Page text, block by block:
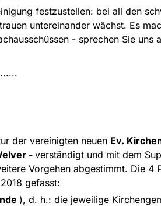
festzustellen: bei all den
untereinander wächst. Es
- sprechen Sie uns
der vereinigten neuen Ev.
- verständigt und mit dem
Vorgehen abgestimmt. Die 4
gefasst:
), d. h.: die jeweilige